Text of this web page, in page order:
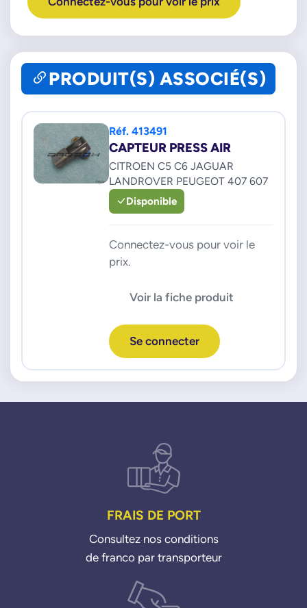
PRODUIT(S) ASSOCIÉ(S)
Réf. 413491
CAPTEUR PRESS AIR
CITROEN C5 C6 JAGUAR
LANDROVER PEUGEOT 407 607
Disponible
Connectez-vous pour voir le
prix.
Voir la fiche produit
Se connecter
FRAIS DE PORT
Consultez nos conditions
de franco par transporteur